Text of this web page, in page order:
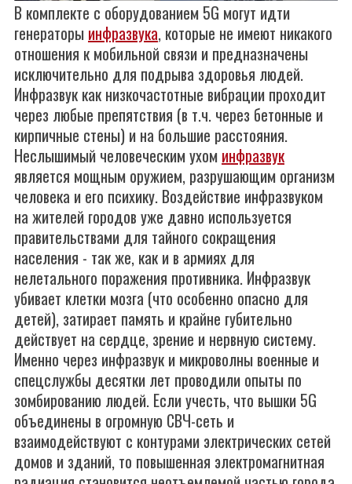
В комплекте с оборудованием 5G могут идти
генераторы инфразвука, которые не имеют никакого
отношения к мобильной связи и предназначены
исключительно для подрыва здоровья людей.
Инфразвук как низкочастотные вибрации проходит
через любые препятствия (в т.ч. через бетонные и
кирпичные стены) и на большие расстояния.
Неслышимый человеческим ухом инфразвук
является мощным оружием, разрушающим организм
человека и его психику. Воздействие инфразвуком
на жителей городов уже давно используется
правительствами для тайного сокращения
населения - так же, как и в армиях для
нелетального поражения противника. Инфразвук
убивает клетки мозга (что особенно опасно для
детей), затирает память и крайне губительно
действует на сердце, зрение и нервную систему.
Именно через инфразвук и микроволны военные и
спецслужбы десятки лет проводили опыты по
зомбированию людей. Если учесть, что вышки 5G
объединены в огромную СВЧ-сеть и
взаимодействуют с контурами электрических сетей
домов и зданий, то повышенная электромагнитная